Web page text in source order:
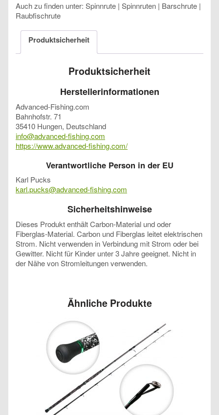
Auch zu finden unter: Spinnrute | Spinnruten | Barschrute |
Raubfischrute
Produktsicherheit
Produktsicherheit
Herstellerinformationen
Advanced-Fishing.com
Bahnhofstr. 71
35410 Hungen, Deutschland
info@advanced-fishing.com
https://www.advanced-fishing.com/
Verantwortliche Person in der EU
Karl Pucks
karl.pucks@advanced-fishing.com
Sicherheitshinweise
Dieses Produkt enthält Carbon-Material und oder
Fiberglas-Material. Carbon und Fiberglas leitet elektrischen
Strom. Nicht verwenden in Verbindung mit Strom oder bei
Gewitter. Nicht für Kinder unter 3 Jahre geeignet. Nicht in
der Nähe von Stromleitungen verwenden.
Ähnliche Produkte